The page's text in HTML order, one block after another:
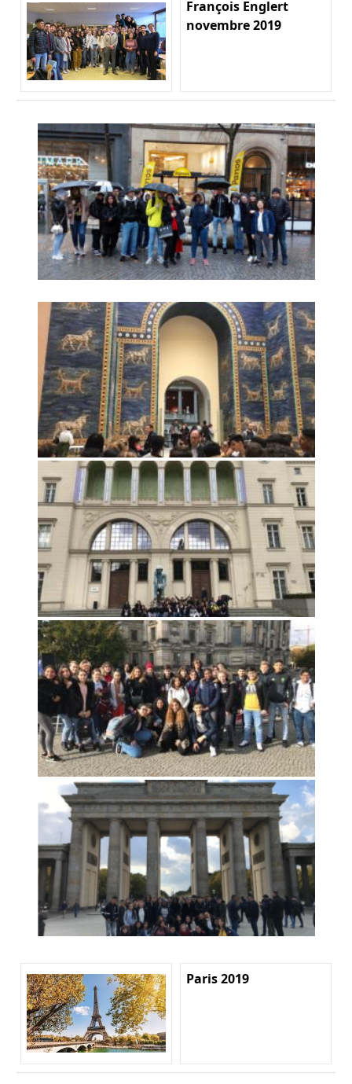
François Englert
novembre 2019
Paris 2019